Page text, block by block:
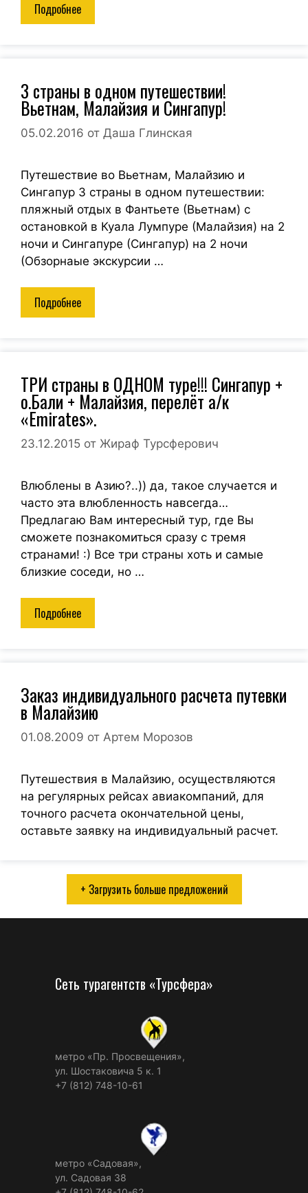
Подробнее
3 страны в одном путешествии!
Вьетнам, Малайзия и Сингапур!
05.02.2016 от Даша Глинская
Путешествие во Вьетнам, Малайзию и
Сингапур 3 страны в одном путешествии:
пляжный отдых в Фантьете (Вьетнам) с
остановкой в Куала Лумпуре (Малайзия) на 2
ночи и Сингапуре (Сингапур) на 2 ночи
(Обзорнаые экскурсии …
Подробнее
ТРИ страны в ОДНОМ туре!!! Сингапур +
о.Бали + Малайзия, перелёт а/к
«Emirates».
23.12.2015 от Жираф Турсферович
Влюблены в Азию?..)) да, такое случается и
часто эта влюбленность навсегда…
Предлагаю Вам интересный тур, где Вы
сможете познакомиться сразу с тремя
странами! :) Все три страны хоть и самые
близкие соседи, но …
Подробнее
Заказ индивидуального расчета путевки
в Малайзию
01.08.2009 от Артем Морозов
Путешествия в Малайзию, осуществляются
на регулярных рейсах авиакомпаний, для
точного расчета окончательной цены,
оставьте заявку на индивидуальный расчет.
+ Загрузить больше предложений
Сеть турагентств «Турсфера»
метро «Пр. Просвещения»,
ул. Шостаковича 5 к. 1
+7 (812) 748-10-61
метро «Садовая»,
ул. Садовая 38